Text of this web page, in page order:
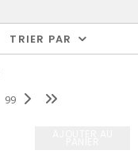
TRIER PAR
99